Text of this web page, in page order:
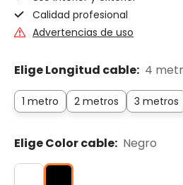
Calidad profesional
Advertencias de uso
Elige Longitud cable: 4
1 metro 2 metros 3 metros
Elige Color cable: Negro